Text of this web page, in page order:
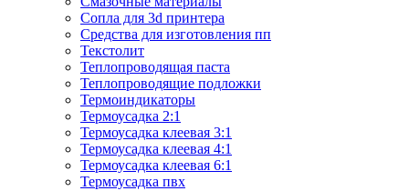
Сопла для 3d принтера
Средства для изготовления пп
Текстолит
Теплопроводящая паста
Теплопроводящие подложки
Термоиндикаторы
Термоусадка 2:1
Термоусадка клеевая 3:1
Термоусадка клеевая 4:1
Термоусадка клеевая 6:1
Термоусадка пвх